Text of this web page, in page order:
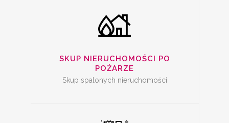
SKUP NIERUCHOMOŚCI PO
POŻARZE
Skup spalonych nieruchomości
SKUP
PROBLEMAMI